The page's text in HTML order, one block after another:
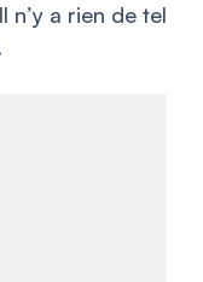
n’y a rien de tel